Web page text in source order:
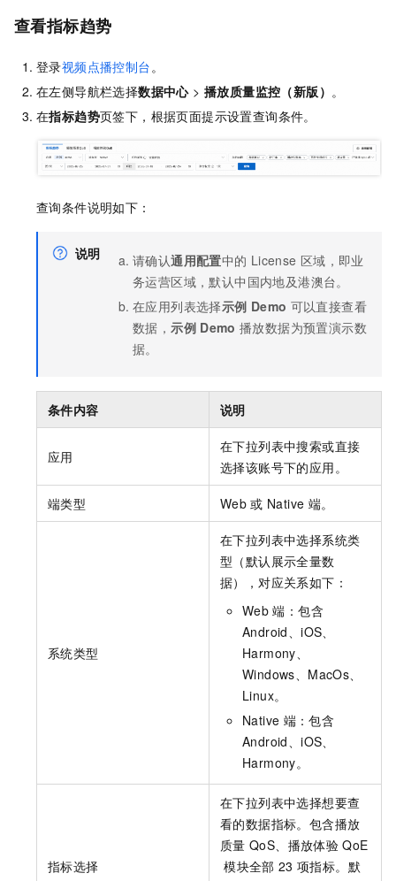
查看指标趋势
登录视频点播控制台 。
在左侧导航栏选择数据中心>播放质量监控（新版） 。
在指标趋势页签下，根据页面提示设置查询条件。
查询条件说明如下：
说明 请确认通用配置中的 License 区域，即业
务运营区域，默认中国内地及港澳台。
在应用列表选择示例 Demo 可以直接查看
数据，示例 Demo 播放数据为预置演示数
据。
条件内容 说明
应用
在下拉列表中搜索或直接
选择该账号下的应用。
端类型 Web 或 Native 端。
系统类型
在下拉列表中选择系统类
型（默认展示全量数
据），对应关系如下：
Web 端：包含
Android、iOS、
Harmony、
Windows、MacOs、
Linux。
Native 端：包含
Android、iOS、
Harmony。
指标选择
在下拉列表中选择想要查
看的数据指标。包含播放
质量 QoS、播放体验 QoE
模块全部 23 项指标。默